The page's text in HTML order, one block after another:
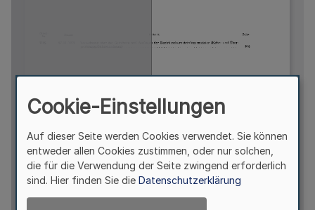
Cookie-Einstellungen
Auf dieser Seite werden Cookies verwendet. Sie können
entweder allen Cookies zustimmen, oder nur solchen,
die für die Verwendung der Seite zwingend erforderlich
sind. Hier finden Sie die Datenschutzerklärung